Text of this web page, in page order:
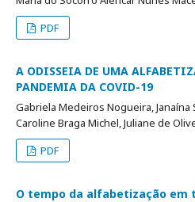
PDF
A ODISSEIA DE UMA
PANDEMIA DA COVID-19
Gabriela Medeiros Nogueira,
Caroline Braga Michel, Juliane de
PDF
O tempo da alfabetização em